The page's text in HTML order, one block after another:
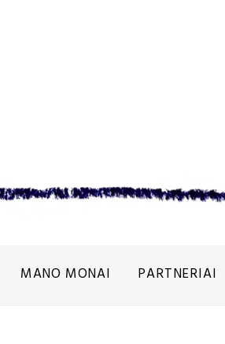
MANO MONAI PARTNERIAI